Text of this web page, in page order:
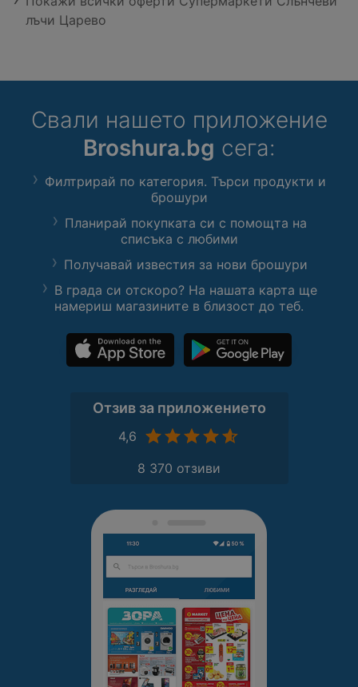
лъчи Царево
Свали нашето приложение
Broshura.bg сега:
Филтрирай по категория. Търси продукти и
брошури
Планирай покупката си с помощта на
списъка с любими
Получавай известия за нови брошури
В града си отскоро? На нашата карта ще
намериш магазините в близост до теб.
Отзив за приложението
4,6
8 370 отзиви